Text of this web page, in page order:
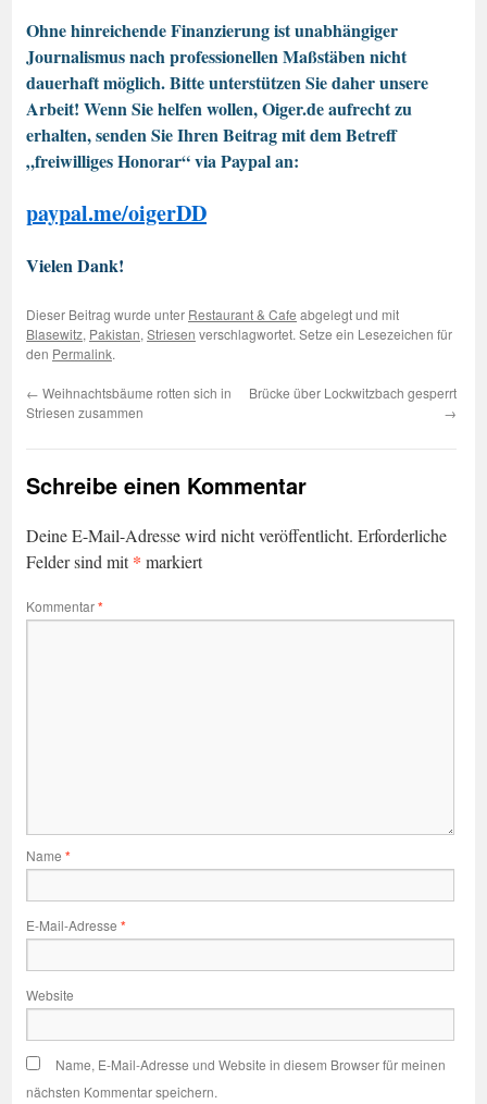
Ohne hinreichende Finanzierung ist unabhängiger
Journalismus nach professionellen Maßstäben nicht
dauerhaft möglich. Bitte unterstützen Sie daher unsere
Arbeit! Wenn Sie helfen wollen, Oiger.de aufrecht zu
erhalten, senden Sie Ihren Beitrag mit dem Betreff
„freiwilliges Honorar“ via Paypal an:
paypal.me/oigerDD
Vielen Dank!
Dieser Beitrag wurde unter Restaurant & Cafe abgelegt und mit
Blasewitz, Pakistan,Striesen verschlagwortet. Setze ein Lesezeichen für
den Permalink.
← Weihnachtsbäume rotten sich in
Striesen zusammen
Brücke über Lockwitzbach gesperrt
→
Schreibe einen Kommentar
Deine E-Mail-Adresse wird nicht veröffentlicht. Erforderliche
Felder sind mit* markiert
Kommentar*
Name *
E-Mail-Adresse *
Website
Name, E-Mail-Adresse und Website in diesem Browser für meinen
nächsten Kommentar speichern.